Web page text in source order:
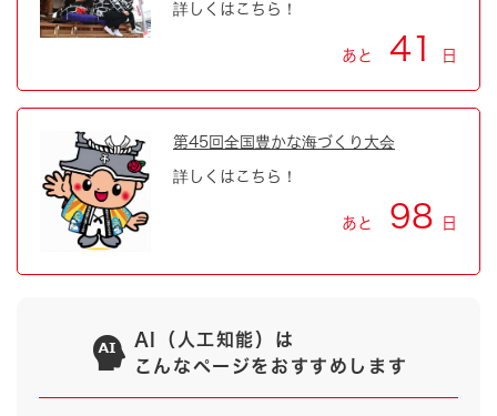
詳しくはこちら！
あと 41 日
第45回全国豊かな海づくり大会
詳しくはこちら！
あと 98 日
AI（人工知能）は
こんなページをおすすめします